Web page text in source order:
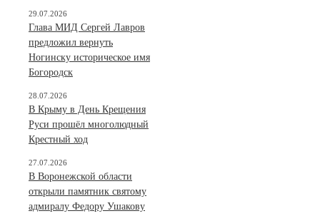
Глава МИД Сергей Лавров
предложил вернуть
Ногинску историческое имя
Богородск
29.07.2026
В Крыму в День Крещения
Руси прошёл многолюдный
Крестный ход
28.07.2026
В Воронежской области
открыли памятник святому
адмиралу Федору Ушакову
27.07.2026